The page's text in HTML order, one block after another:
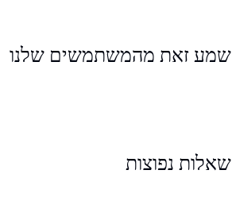
שמע זאת מהמשתמשים שלנו
שאלות נפוצות